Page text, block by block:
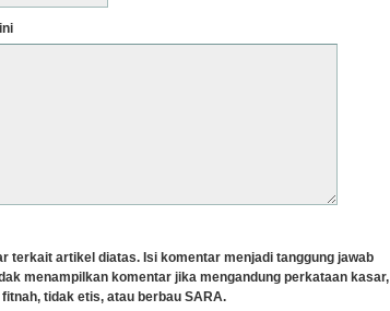
terkait artikel diatas. Isi komentar menjadi tanggung jawab
menampilkan komentar jika mengandung perkataan kasar,
tidak etis, atau berbau SARA.